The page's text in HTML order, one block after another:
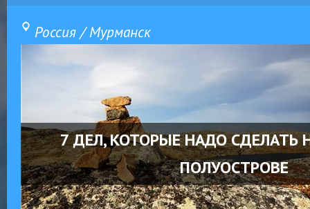
Россия / Мурманск
7 ДЕЛ, КОТОРЫЕ НАДО СДЕЛАТЬ
ПОЛУОСТРОВЕ